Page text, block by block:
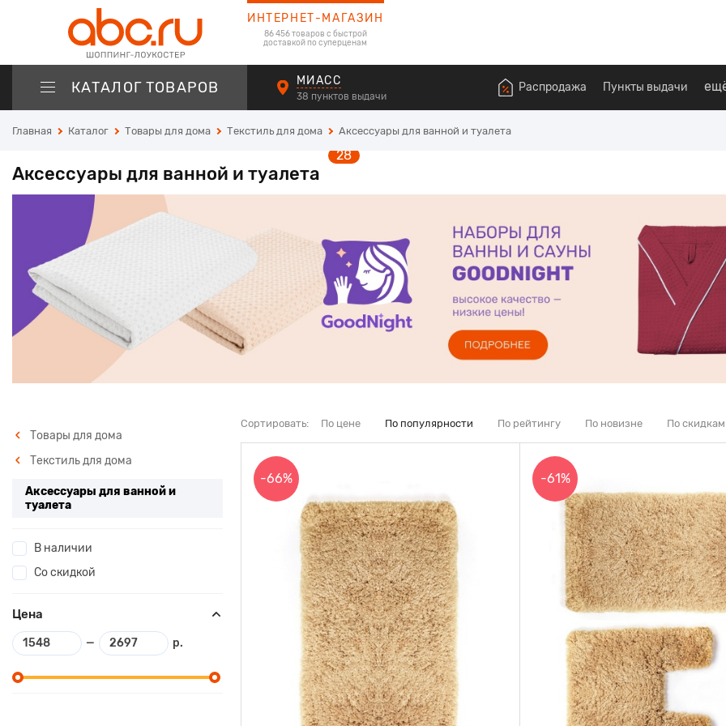
ИНТЕРНЕТ-МАГАЗИН
86 456 товаров с быстрой
доставкой по суперценам
КАТАЛОГ ТОВАРОВ МИАСС
38 пунктов выдачи
Распродажа Пункты выдачи
Главная Каталог Товары для дома Текстиль для дома Аксессуары для ванной и туалета
Аксессуары для ванной и туалета
28
Товары для дома
Текстиль для дома
Аксессуары для ванной и
туалета
В наличии
Со скидкой
Цена
— р.
Сортировать: По цене По популярности По рейтингу По новизне По скидкам
-66% -61%